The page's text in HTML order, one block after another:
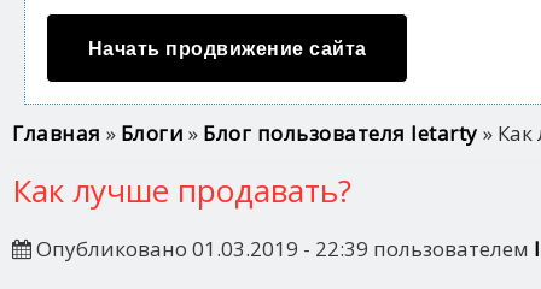
Начать продвижение сайта
Вы здесь
Главная » Блоги » Блог пользователя letarty »
Как лучше продавать?
Опубликовано 01.03.2019 - 22:39 пользователем